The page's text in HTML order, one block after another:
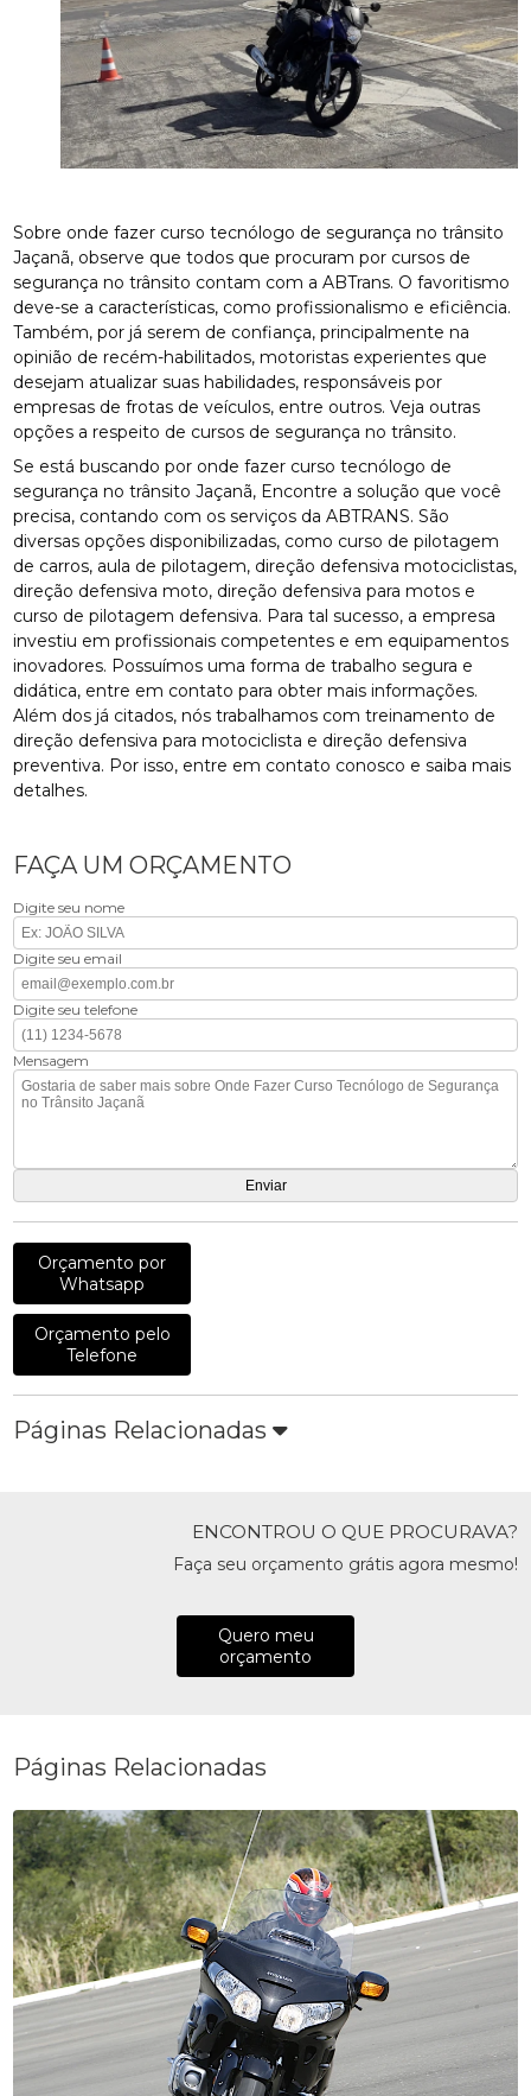
Sobre onde fazer curso tecnólogo de segurança no trânsito
Jaçanã, observe que todos que procuram por cursos de
segurança no trânsito contam com a ABTrans. O favoritismo
deve-se a características, como profissionalismo e eficiência.
Também, por já serem de confiança, principalmente na
opinião de recém-habilitados, motoristas experientes que
desejam atualizar suas habilidades, responsáveis por
empresas de frotas de veículos, entre outros. Veja outras
opções a respeito de cursos de segurança no trânsito.
Se está buscando por onde fazer curso tecnólogo de
segurança no trânsito Jaçanã, Encontre a solução que você
precisa, contando com os serviços da ABTRANS. São
diversas opções disponibilizadas, como curso de pilotagem
de carros, aula de pilotagem, direção defensiva motociclistas,
direção defensiva moto, direção defensiva para motos e
curso de pilotagem defensiva. Para tal sucesso, a empresa
investiu em profissionais competentes e em equipamentos
inovadores. Possuímos uma forma de trabalho segura e
didática, entre em contato para obter mais informações.
Além dos já citados, nós trabalhamos com treinamento de
direção defensiva para motociclista e direção defensiva
preventiva. Por isso, entre em contato conosco e saiba mais
detalhes.
FAÇA UM ORÇAMENTO
Digite seu nome
Digite seu email
Digite seu telefone
Mensagem
Orçamento por
Whatsapp
Orçamento pelo
Telefone
Páginas Relacionadas
ENCONTROU O QUE PROCURAVA?
Faça seu orçamento grátis agora mesmo!
Quero meu
orçamento
Páginas Relacionadas